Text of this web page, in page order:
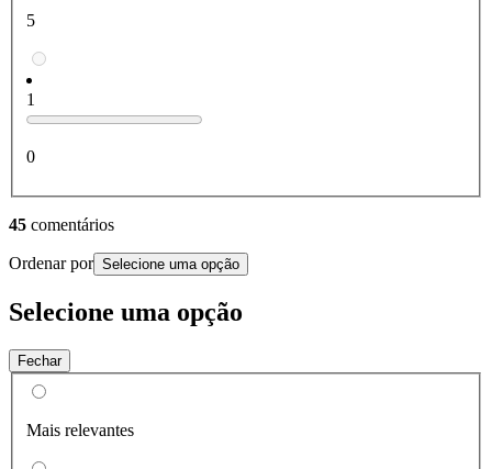
5
1
0
45 comentários
Ordenar por Selecione uma opção
Selecione uma opção
Fechar
Mais relevantes